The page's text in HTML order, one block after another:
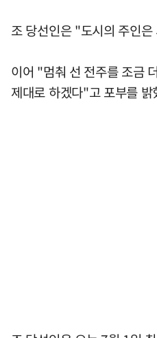
조 당선인은 "도시의 주인
이어 "멈춰 선 전주를 조금
제대로 하겠다"고 포부를 밝